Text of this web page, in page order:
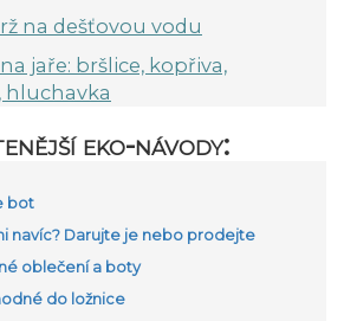
na dešťovou vodu
jaře: bršlice, kopřiva,
hluchavka
eko-návody:
bot
navíc? Darujte je nebo prodejte
oblečení a boty
do ložnice